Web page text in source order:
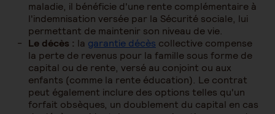
maladie, il bénéficie d'une rente complémentaire à
l'indemnisation versée par la Sécurité sociale, lui
permettant de maintenir son niveau de vie.
Le décès : la garantie décès collective compense
la perte de revenus pour la famille sous forme de
capital ou de rente, versé au conjoint ou aux
enfants (comme la rente éducation). Le contrat
peut également inclure des options telles qu'un
forfait obsèques, un doublement du capital en cas